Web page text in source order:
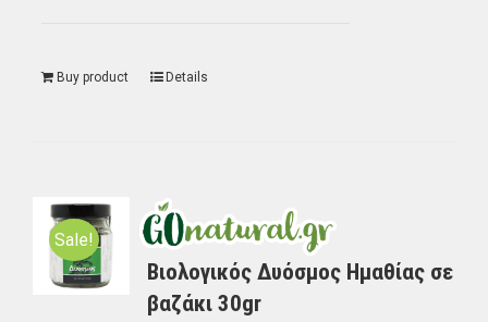
Buy product Details
Sale!
Βιολογικός Δυόσμος Ημαθίας σε
βαζάκι 30gr